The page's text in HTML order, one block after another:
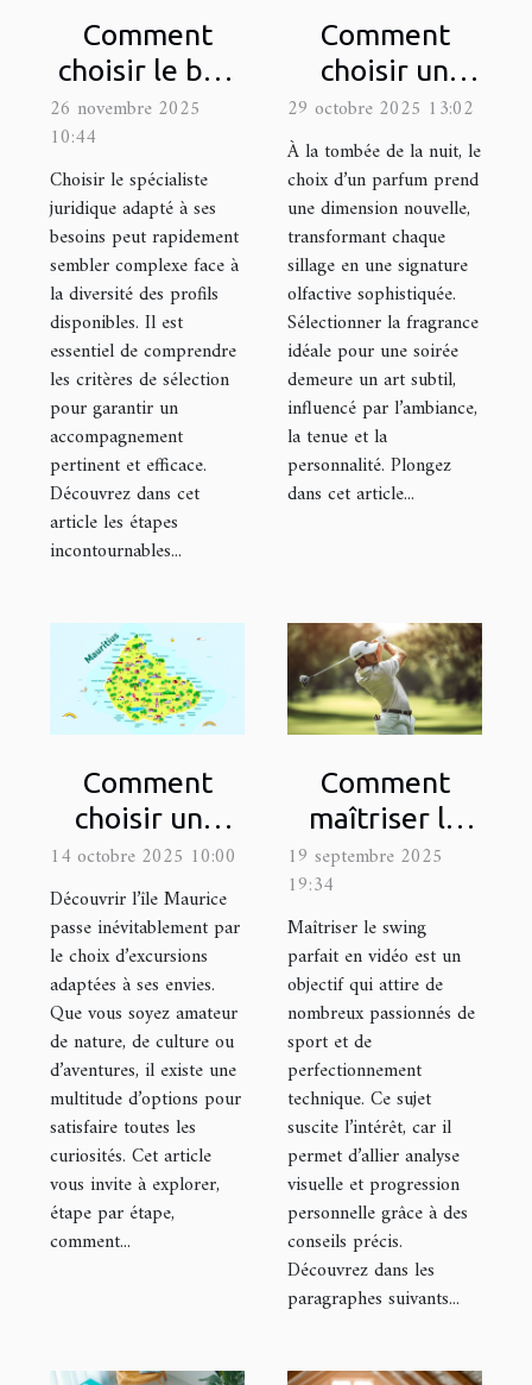
Comment
choisir le bon
spécialiste
juridique pour
vos besoins ?
26 novembre 2025
10:44
Choisir le spécialiste
juridique adapté à ses
besoins peut rapidement
sembler complexe face à
la diversité des profils
disponibles. Il est
essentiel de comprendre
les critères de sélection
pour garantir un
accompagnement
pertinent et efficace.
Découvrez dans cet
article les étapes
incontournables...
Comment
choisir un
parfum pour
les occasions
nocturnes ?
29 octobre 2025 13:02
À la tombée de la nuit, le
choix d’un parfum prend
une dimension nouvelle,
transformant chaque
sillage en une signature
olfactive sophistiquée.
Sélectionner la fragrance
idéale pour une soirée
demeure un art subtil,
influencé par l’ambiance,
la tenue et la
personnalité. Plongez
dans cet article...
Comment
choisir une
excursion
adaptée à vos
intérêts à
Maurice ?
14 octobre 2025 10:00
Découvrir l’île Maurice
passe inévitablement par
le choix d’excursions
adaptées à ses envies.
Que vous soyez amateur
de nature, de culture ou
d’aventures, il existe une
multitude d’options pour
satisfaire toutes les
curiosités. Cet article
vous invite à explorer,
étape par étape,
comment...
Comment
maîtriser le
swing parfait
en vidéo ?
19 septembre 2025
19:34
Maîtriser le swing
parfait en vidéo est un
objectif qui attire de
nombreux passionnés de
sport et de
perfectionnement
technique. Ce sujet
suscite l’intérêt, car il
permet d’allier analyse
visuelle et progression
personnelle grâce à des
conseils précis.
Découvrez dans les
paragraphes suivants...